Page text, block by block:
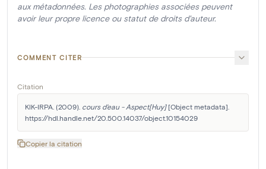
aux métadonnées. Les photographies associées peuvent
avoir leur propre licence ou statut de droits d'auteur.
COMMENT CITER
Citation
KIK-IRPA. (2009). cours d'eau - Aspect[Huy] [Object metadata].
https://hdl.handle.net/20.500.14037/object.10154029
Copier la citation